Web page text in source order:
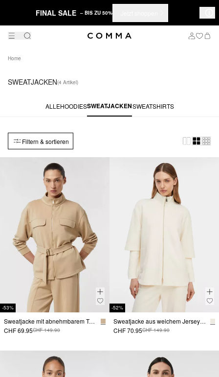
FINAL SALE – BIS ZU 50%
Home
SWEATJACKEN(4 Artikel)
ALLEHOODIESSWEATJACKENSWEATSHIRTS
Filtern & sortieren
-53%
Sweatjacke mit abnehmbarem Taillengürtel
CHF 69.95CHF 149.90
-52%
Sweatjacke aus weichem Jersey mit Rippdetails
CHF 70.95CHF 149.90